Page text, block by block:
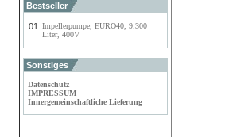
Bestseller
01.
Impellerpumpe, EURO40, 9.300
Liter, 400V
Sonstiges
Datenschutz
IMPRESSUM
Innergemeinschaftliche Lieferung